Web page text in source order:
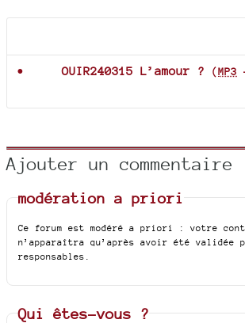
OUIR240315 L’amour ? (MP3
Ajouter un commentaire
modération a priori
Ce forum est modéré a priori : votre
n’apparaîtra qu’après avoir été validée
responsables.
Qui êtes-vous ?